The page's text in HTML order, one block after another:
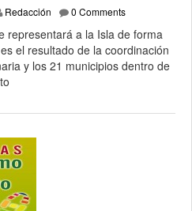
Redacción 0 Comments
representará a la Isla de forma
el resultado de la coordinación
y los 21 municipios dentro de